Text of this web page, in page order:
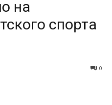
на
спорта
0